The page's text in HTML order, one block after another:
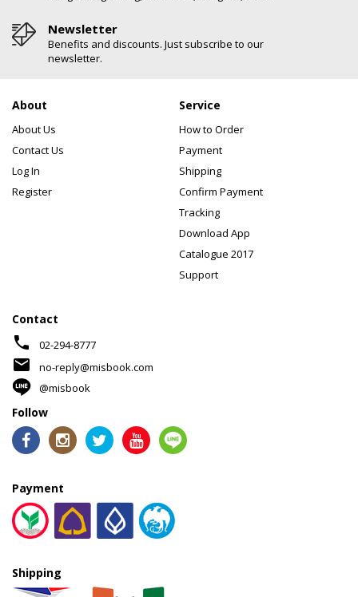
Newsletter
Benefits and discounts. Just subscribe to our
newsletter.
About
About Us
Contact Us
Log In
Register
Service
How to Order
Payment
Shipping
Confirm Payment
Tracking
Download App
Catalogue 2017
Support
Contact
phone 02-294-8777
mail
no-reply@misbook.com
@misbook
Follow
Payment
Shipping